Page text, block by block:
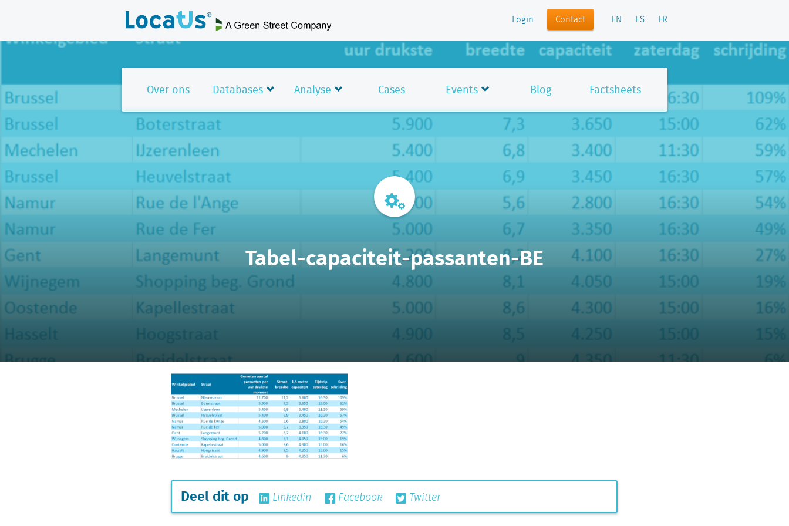
Login Contact EN ES FR
Over ons Databases Analyse Cases Events Blog Factsheets
Tabel-capaciteit-passanten-BE
Deel dit op Linkedin Facebook Twitter